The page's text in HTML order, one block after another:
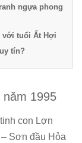
ngựa phong
với tuổi Ất Hợi
tín?
1995
con Lợn
Sơn đầu Hỏa